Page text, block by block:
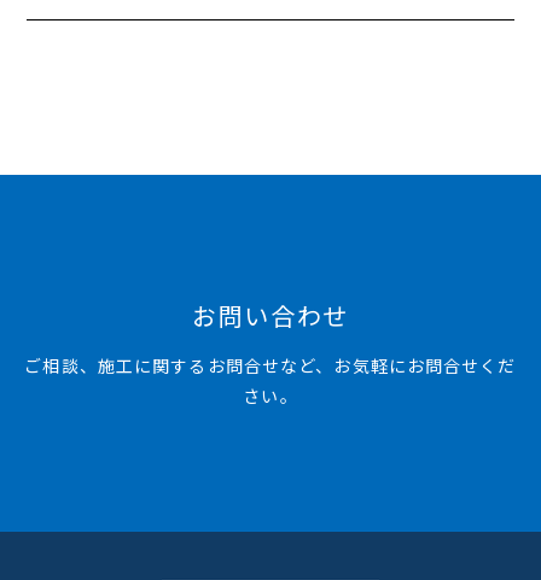
お問い合わせ
ご相談、施工に関するお問合せなど、お気軽にお問合せくだ
さい。